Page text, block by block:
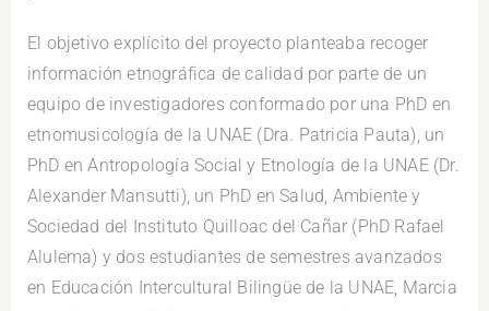
El objetivo explícito del proyecto planteaba recoger
información etnográfica de calidad por parte de un
equipo de investigadores conformado por una PhD en
etnomusicología de la UNAE (Dra. Patricia Pauta), un
PhD en Antropología Social y Etnología de la UNAE (Dr.
Alexander Mansutti), un PhD en Salud, Ambiente y
Sociedad del Instituto Quilloac del Cañar (PhD Rafael
Alulema) y dos estudiantes de semestres avanzados
en Educación Intercultural Bilingüe de la UNAE, Marcia